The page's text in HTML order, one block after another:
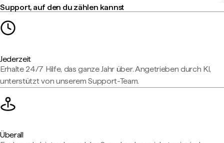
Support, auf den du zählen kannst
Jederzeit
Erhalte 24/7 Hilfe, das ganze Jahr über. Angetrieben durch KI,
unterstützt von unserem Support-Team.
Überall